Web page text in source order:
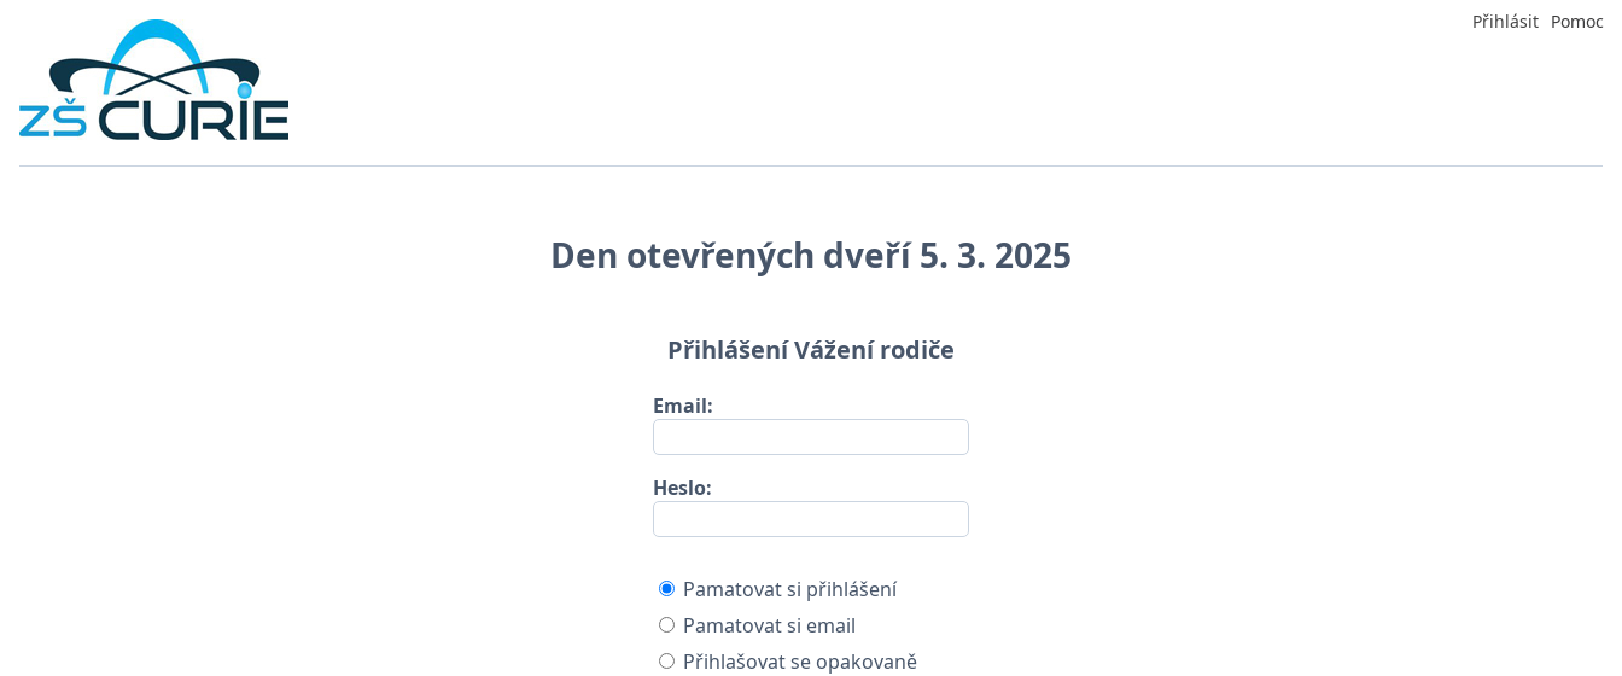
Přihlásit Pomoc
Den otevřených dveří 5. 3. 2025
Přihlášení Vážení rodiče
Email:
Heslo:
Pamatovat si přihlášení
Pamatovat si email
Přihlašovat se opakovaně